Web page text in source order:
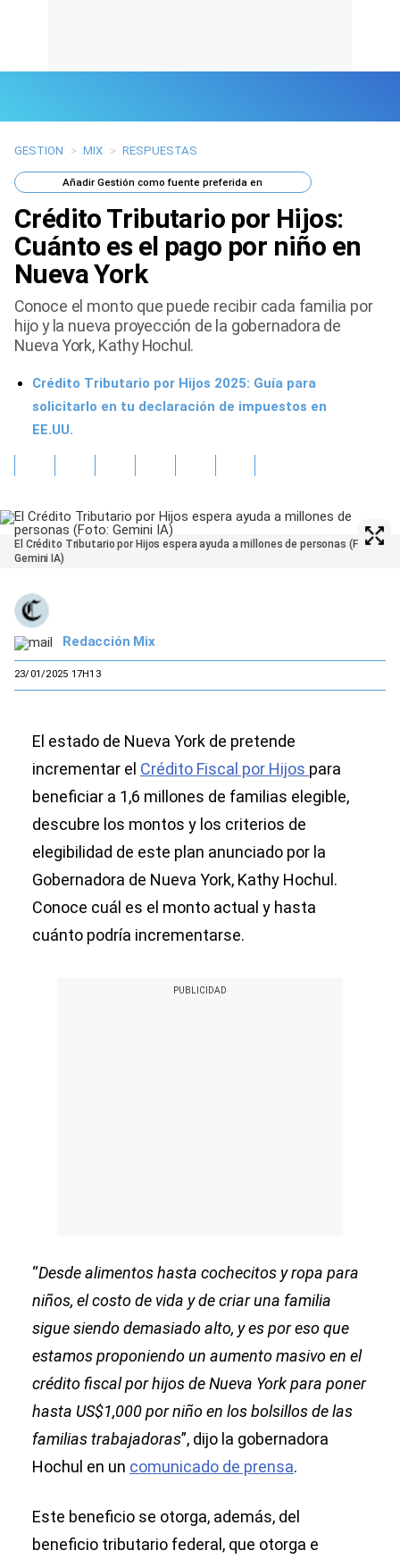
Últimas Noticias
Mi Bolsillo
Respuestas
Gente
Vida Laboral
Tendencias Mix
GESTION > MIX > RESPUESTAS
AñadirGestión como fuente preferida en
Crédito Tributario por Hijos:
Cuánto es el pago por niño en
Nueva York
Conoce el monto que puede recibir cada familia por
hijo y la nueva proyección de la gobernadora de
Nueva York, Kathy Hochul.
Crédito Tributario por Hijos 2025: Guía para
solicitarlo en tu declaración de impuestos en
EE.UU.
El Crédito Tributario por Hijos espera ayuda a millones de personas (Foto:
Gemini IA)
Redacción Mix
23/01/2025 17H13
El estado de Nueva York de pretende
incrementar el Crédito Fiscal por Hijos para
beneficiar a 1,6 millones de familias elegible,
descubre los montos y los criterios de
elegibilidad de este plan anunciado por la
Gobernadora de Nueva York, Kathy Hochul.
Conoce cuál es el monto actual y hasta
cuánto podría incrementarse.
“Desde alimentos hasta cochecitos y ropa para
niños, el costo de vida y de criar una familia
sigue siendo demasiado alto, y es por eso que
estamos proponiendo un aumento masivo en el
crédito fiscal por hijos de Nueva York para poner
hasta US$1,000 por niño en los bolsillos de las
familias trabajadoras”, dijo la gobernadora
Hochul en un comunicado de prensa.
Este beneficio se otorga, además, del
beneficio tributario federal, que otorga e